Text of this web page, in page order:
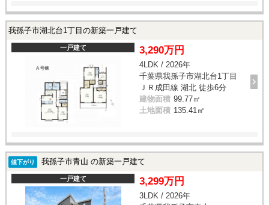
我孫子市湖北台1丁目の新築一戸建て
一戸建て 3,290万円
4LDK / 2026年
千葉県我孫子市湖北台1丁目
ＪＲ成田線 湖北 徒歩6分
建物面積 99.77㎡
土地面積 135.41㎡
値下がり 我孫子市青山 の新築一戸建て
一戸建て 3,299万円
3LDK / 2026年